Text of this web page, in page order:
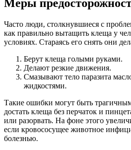
Меры
Часто люди, столкнувшиеся с
как правильно вытащить клеща у
условиях. Стараясь его снять они
Берут клеща голыми руками.
Делают резкие движения.
Смазывают тело паразита
жидкостями.
Такие ошибки могут быть
достать клеща без перчаток и
или разорвать. На фоне этого
если кровососущее животное
болезнью.